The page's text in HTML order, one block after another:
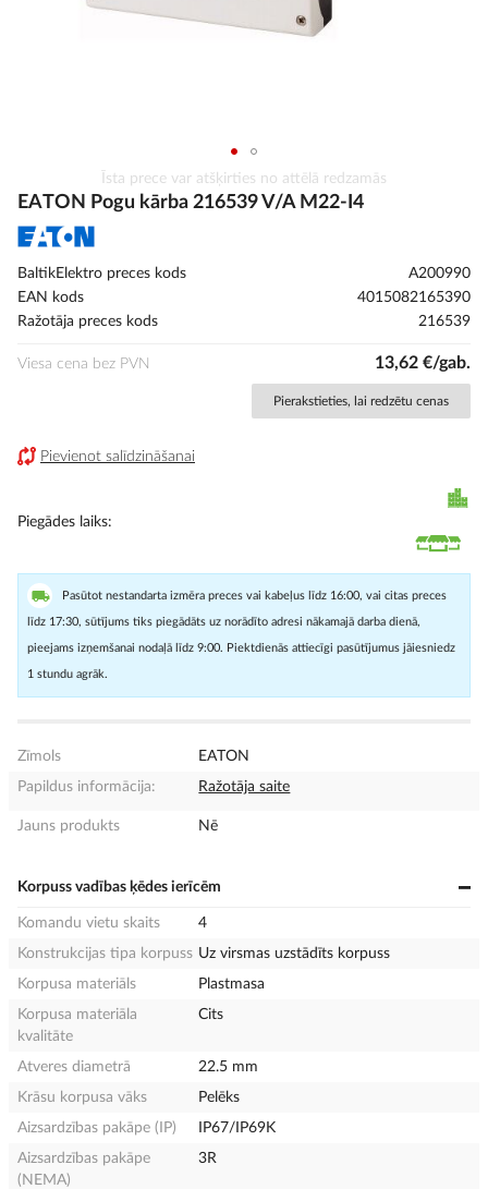
uz
sākumu
Īsta prece var atšķirties no attēlā redzamās
EATON Pogu kārba 216539 V/A M22-I4
BaltikElektro preces kods
A200990
EAN kods
4015082165390
Ražotāja preces kods
216539
Viesa cena bez PVN 13,62 €/gab.
Pierakstieties, lai redzētu cenas
Pievienot salīdzināšanai
Piegādes laiks
Pasūtot nestandarta izmēra preces vai kabeļus līdz 16:00, vai citas preces
līdz 17:30, sūtījums tiks piegādāts uz norādīto adresi nākamajā darba dienā,
pieejams izņemšanai nodaļā līdz 9:00. Piektdienās attiecīgi pasūtījumus jāiesniedz
1 stundu agrāk.
Zīmols
EATON
Papildus informācija:
Ražotāja saite
Jauns produkts Nē
Korpuss vadības ķēdes ierīcēm
Komandu vietu skaits
4
Konstrukcijas tipa korpuss Uz virsmas uzstādīts korpuss
Korpusa materiāls
Plastmasa
Korpusa materiāla
kvalitāte
Cits
Atveres diametrā
22.5 mm
Krāsu korpusa vāks
Pelēks
Aizsardzības pakāpe (IP)
IP67/IP69K
Aizsardzības pakāpe
(NEMA)
3R